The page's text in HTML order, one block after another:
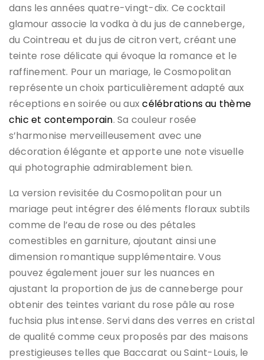
dans les années quatre-vingt-dix. Ce cocktail
glamour associe la vodka à du jus de canneberge,
du Cointreau et du jus de citron vert, créant une
teinte rose délicate qui évoque la romance et le
raffinement. Pour un mariage, le Cosmopolitan
représente un choix particulièrement adapté aux
réceptions en soirée ou auxcélébrations au thème
chic et contemporain. Sa couleur rosée
s’harmonise merveilleusement avec une
décoration élégante et apporte une note visuelle
qui photographie admirablement bien.
La version revisitée du Cosmopolitan pour un
mariage peut intégrer des éléments floraux subtils
comme de l’eau de rose ou des pétales
comestibles en garniture, ajoutant ainsi une
dimension romantique supplémentaire. Vous
pouvez également jouer sur les nuances en
ajustant la proportion de jus de canneberge pour
obtenir des teintes variant du rose pâle au rose
fuchsia plus intense. Servi dans des verres en cristal
de qualité comme ceux proposés par des maisons
prestigieuses telles que Baccarat ou Saint-Louis, le